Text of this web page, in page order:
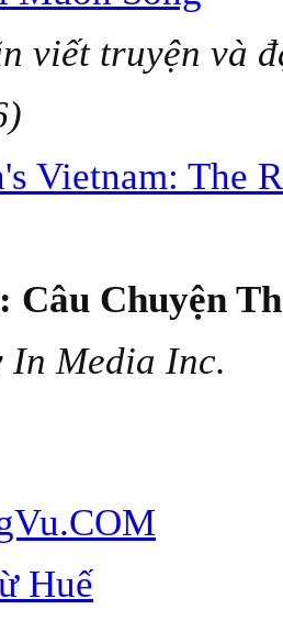
viết truyện và
Vietnam: The
Câu Chuyện
In Media Inc.
Huế